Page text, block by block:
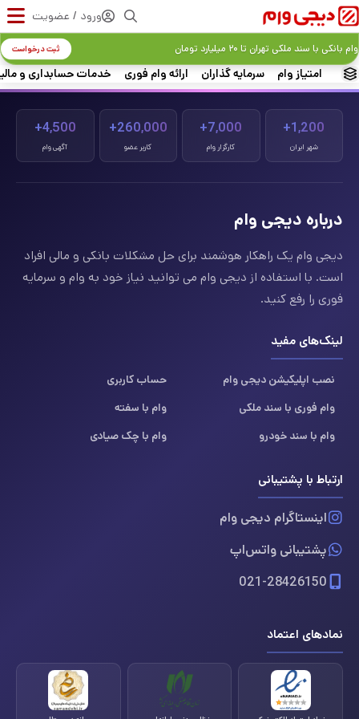
ورود / عضویت
امتیاز وام سرمایه گذاران ارائه وام فوری خدمات حسابداری و
وام بانکی با سند ملکی تهران تا ۲۰ میلیارد تومان ثبت درخواست
1,200+
شهر ایران
7,000+
کارگزار وام
260,000+
کاربر عضو
4,500+
آگهی وام
درباره دیجی وام
دیجی وام یک راهکار هوشمند برای حل مشکلات بانکی و مالی افراد
است. با استفاده از دیجی وام می توانید نیاز خود به وام و سرمایه
فوری را رفع کنید.
لینک‌های مفید
نصب اپلیکیشن دیجی وام
حساب کاربری
وام فوری با سند ملکی
وام با سفته
وام با سند خودرو
وام با چک صیادی
ارتباط با پشتیبانی
اینستاگرام دیجی وام
پشتیبانی واتس‌اپ
021-28426150
نمادهای اعتماد